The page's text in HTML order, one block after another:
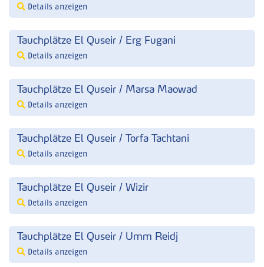
Details anzeigen
Tauchplätze El Quseir / Erg Fugani
Details anzeigen
Tauchplätze El Quseir / Marsa Maowad
Details anzeigen
Tauchplätze El Quseir / Torfa Tachtani
Details anzeigen
Tauchplätze El Quseir / Wizir
Details anzeigen
Tauchplätze El Quseir / Umm Reidj
Details anzeigen